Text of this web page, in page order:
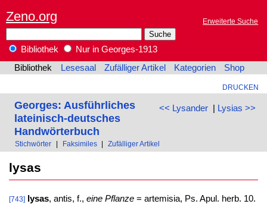
Zeno.org Erweiterte Suche
Bibliothek
Nur in Georges-1913
Bibliothek
Lesesaal Zufälliger Artikel Kategorien Shop
DRUCKEN
<< Lysander| Lysias >>
Georges: Ausführliches
lateinisch-deutsches
Handwörterbuch
Stichwörter Faksimiles Zufälliger Artikel
lysas
[743] lysas, antis, f., eine Pflanze= artemisia, Ps. Apul. herb. 10.